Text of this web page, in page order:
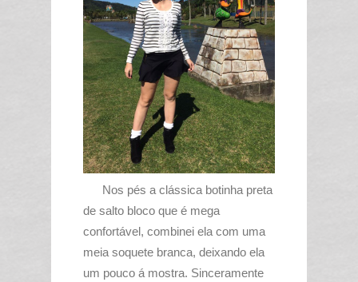
Nos pés a clássica botinha preta
de salto bloco que é mega
confortável, combinei ela com uma
meia soquete branca, deixando ela
um pouco á mostra. Sinceramente